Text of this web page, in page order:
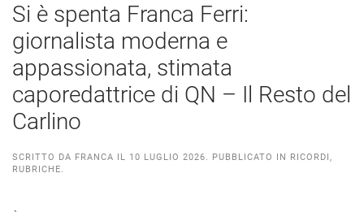
Si è spenta Franca Ferri:
giornalista moderna e
appassionata, stimata
caporedattrice di QN – Il Resto del
Carlino
SCRITTO DA FRANCA IL 10 LUGLIO 2026. PUBBLICATO IN RICORDI ,
RUBRICHE.